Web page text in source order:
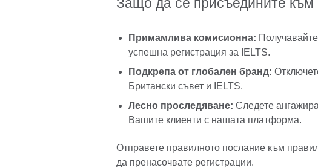
Примамлива комисионна:
успешна регистрация за IELTS.
Подкрепа от глобален бранд:
Британски съвет и IELTS.
Лесно проследяване: Следете
Вашите клиенти с нашата платформа.
Отправете правилното послание към
да пренасочвате регистрации.